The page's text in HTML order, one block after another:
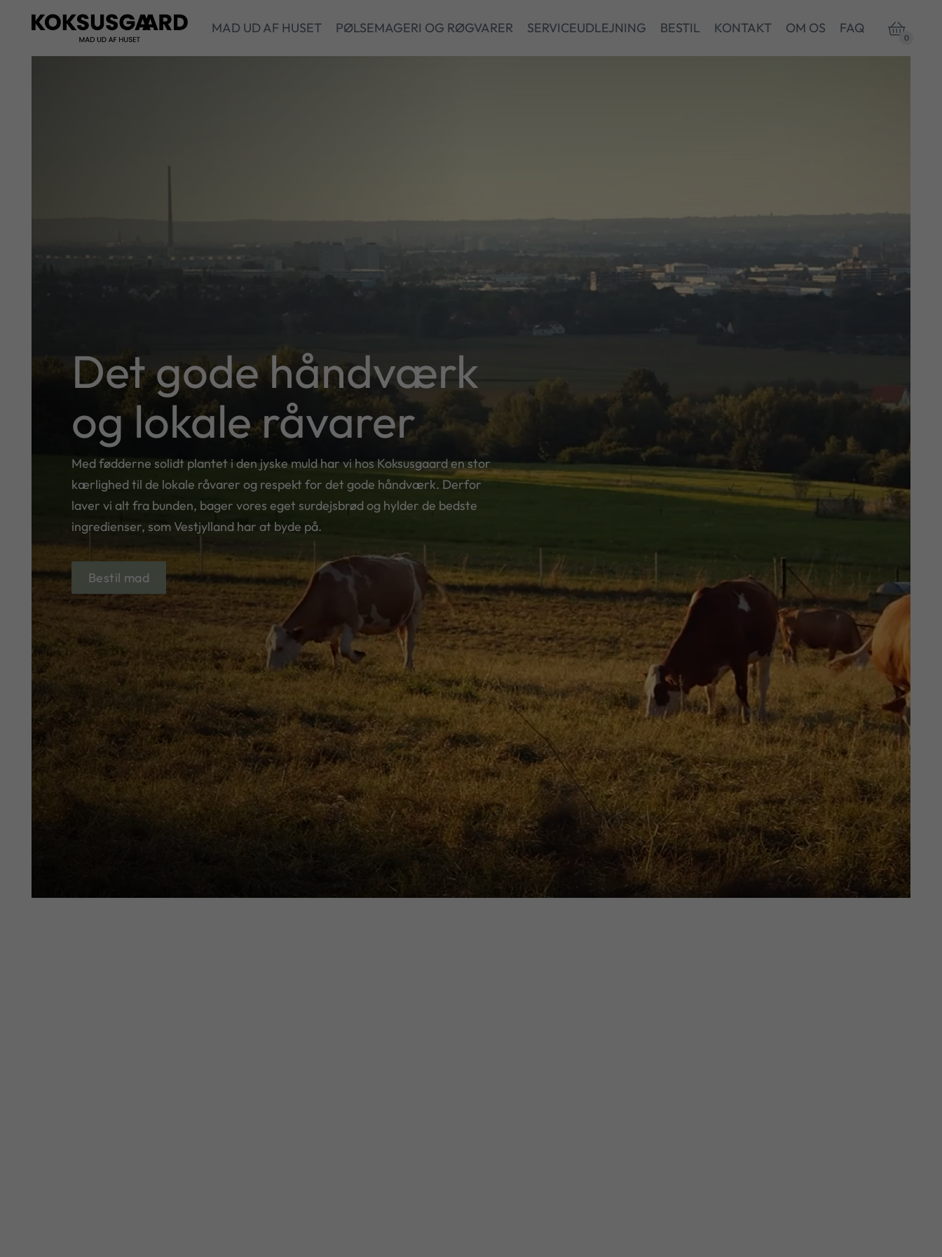

0
MAD UD AF HUSET PØLSEMAGERI OG RØGVARER SERVICEUDLEJNING BESTIL KONTAKT OM OS FAQ
Det gode håndværk
og lokale råvarer
Med fødderne solidt plantet i den jyske muld har vi hos Koksusgaard en stor
kærlighed til de lokale råvarer og respekt for det gode håndværk. Derfor
laver vi alt fra bunden, bager vores eget surdejsbrød og hylder de bedste
ingredienser, som Vestjylland har at byde på.
Bestil mad